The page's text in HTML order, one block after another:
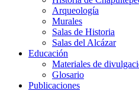
Arqueología
Murales
Salas de Historia
Salas del Alcázar
Educación
Materiales de
Glosario
Publicaciones